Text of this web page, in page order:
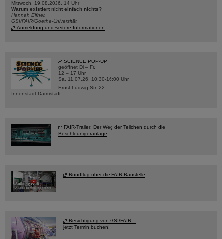
Mittwoch, 19.08.2026, 14 Uhr
Warum existiert nicht einfach nichts?
Hannah Elfner,
GSI/FAIR/Goethe-Universität
Anmeldung und weitere Informationen
SCIENCE POP-UP
geöffnet Di – Fr,
12 – 17 Uhr
Sa, 11.07.26, 10:30-16:00 Uhr
Ernst-Ludwig-Str. 22
Innenstadt Darmstadt
FAIR-Trailer: Der Weg der Teilchen durch die
Beschleunigeranlage
Rundflug über die FAIR-Baustelle
Besichtigung von GSI/FAIR –
jetzt Termin buchen!